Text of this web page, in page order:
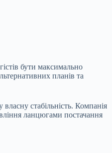
бути максимально
планів та
стабільність. Компанія
ланцюгами постачання